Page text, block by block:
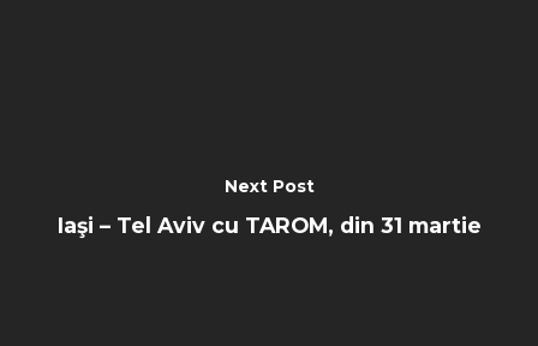
Next Post
Iaşi – Tel Aviv cu TAROM, din 31 martie